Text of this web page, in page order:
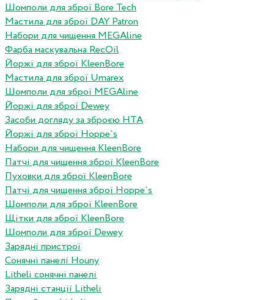
Шомполи для зброї Bore Tech
Мастила для зброї DAY Patron
Набори для чищення MEGAline
Фарба маскувальна RecOil
Йоржі для зброї KleenBore
Мастила для зброї Umarex
Шомполи для зброї MEGAline
Йоржі для зброї Dewey
Засоби догляду за зброєю HTA
Йоржі для зброї Hoppe`s
Набори для чищення KleenBore
Патчі для чищення зброї KleenBore
Пуховки для зброї KleenBore
Патчі для чищення зброї Hoppe`s
Шомполи для зброї KleenBore
Щітки для зброї KleenBore
Шомполи для зброї Dewey
Зарядні пристрої
Сонячні панелі Houny
Litheli сонячні панелі
Зарядні станції Litheli